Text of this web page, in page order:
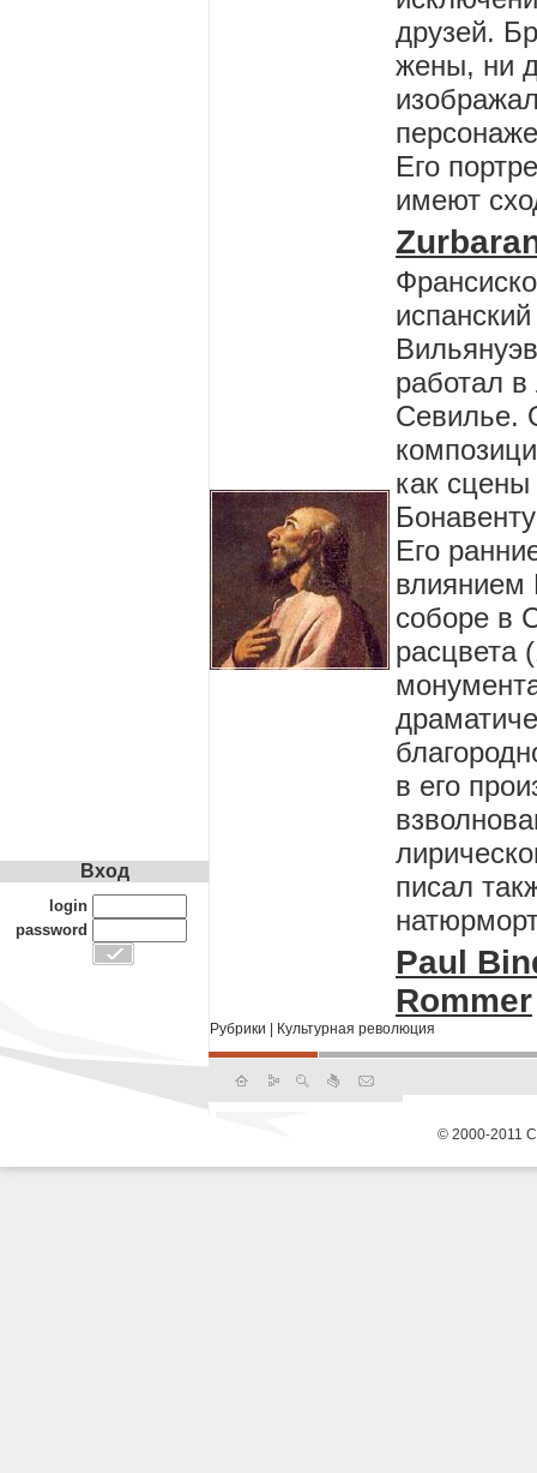
друзей.
жены, ни
Его
имеют
работал
Севилье.
как
Его
влиянием
соборе в
расцвета
в его
писал
Paul
Rommer
Рубрики Культурная революция
Вход
login
password
© 2000-2011